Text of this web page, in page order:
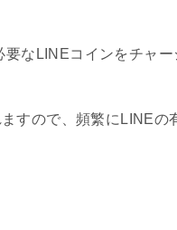
なLINEコインをチャ
すので、頻繁にLINEの